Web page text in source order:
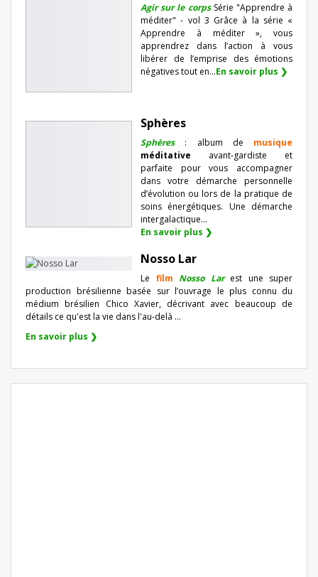
Agir sur le corpsSérie "Apprendre à
méditer" - vol 3 Grâce à la série «
Apprendre à méditer », vous
apprendrez dans l’action à vous
libérer de l’emprise des émotions
négatives tout en...En savoir plus ❯
Sphères
Sphères: album de musique
méditative avant-gardiste et
parfaite pour vous accompagner
dans votre démarche personnelle
d’évolution ou lors de la pratique de
soins énergétiques. Une démarche
intergalactique...
En savoir plus ❯
Nosso Lar
Le film Nosso Lar est une super
production brésilienne basée sur l’ouvrage le plus connu du
médium brésilien Chico Xavier, décrivant avec beaucoup de
détails ce qu'est la vie dans l'au-delà ...
En savoir plus ❯